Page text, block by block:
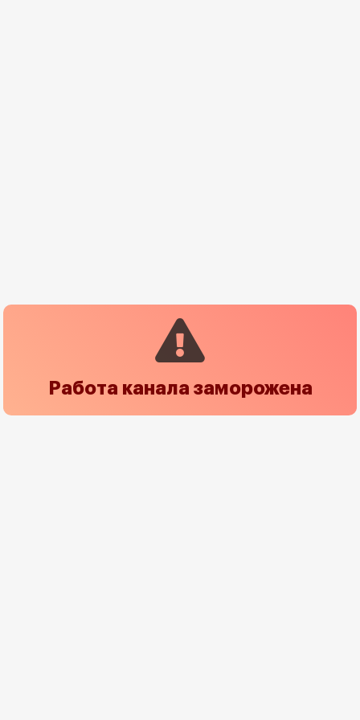
Работа канала заморожена